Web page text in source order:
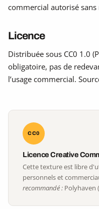
commercial autorisé
Licence
Distribuée sous CC0 1.0
obligatoire, pas de
l’usage commercial.
CC0
Licence Creative
Cette texture est libre
personnels et
recommandé : Polyhaven